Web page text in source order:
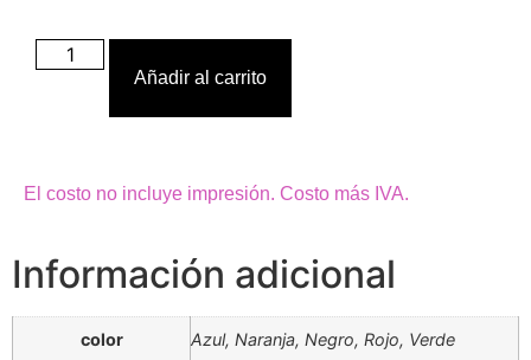
Añadir al carrito
El costo no incluye impresión. Costo más IVA.
Información adicional
color Azul, Naranja, Negro, Rojo, Verde